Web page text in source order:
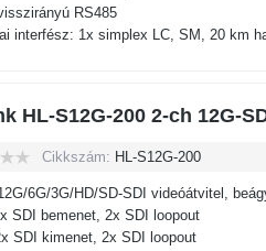
RS485
interfész: 1x simplex LC, SM, 20 km
HL-S12G-200 2-ch 12G-
Cikkszám: HL-S12G-200
6G/3G/HD/SD-SDI videóátvitel,
SDI bemenet, 2x SDI loopout
SDI kimenet, 2x SDI loopout